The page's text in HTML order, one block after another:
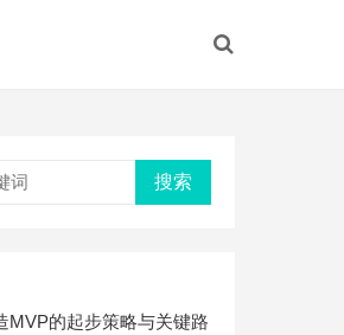
搜索
MVP的起步策略与关键路